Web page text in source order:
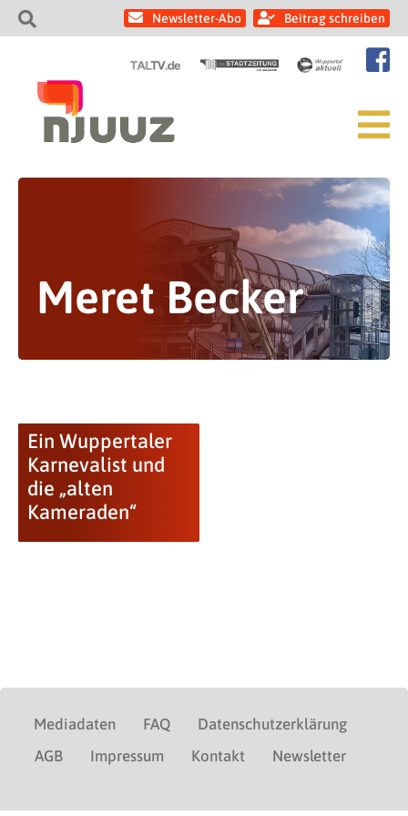
Newsletter-Abo Beitrag schreiben
Meret Becker
Ein Wuppertaler
Karnevalist und
die „alten
Kameraden“
Mediadaten FAQ
Datenschutzerklärung
AGB
Impressum Kontakt Newsletter